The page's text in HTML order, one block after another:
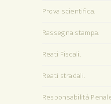
Prova scientifica.
Rassegna stampa.
Reati Fiscali.
Reati stradali.
Responsabilità